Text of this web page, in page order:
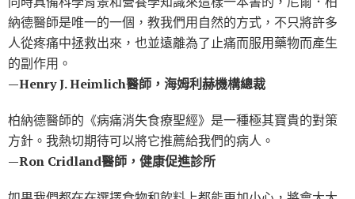
納德醫師是唯一的一個，教我們用自然的方式，不只將許多
人從疼痛中拯救出來，也並遠離為了止痛而服用藥物而產生
的副作用。
—Henry J. Heimlich醫師，海姆利赫機構總裁
柏納德醫師的《病痛消失食療聖經》是一種極其寶貴的對策
方針。我熱切期待可以將它推薦給我們的病人。
—Ron Cridland醫師，健康促進診所